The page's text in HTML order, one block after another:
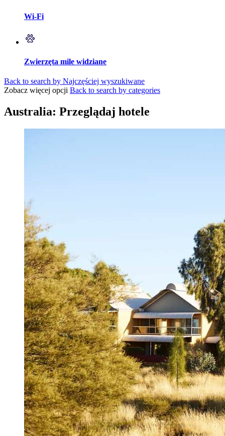
Wi-Fi
Zwierzęta mile widziane
Back to search by Najczęściej wyszukiwane
Zobacz więcej opcji Back to search by categories
Australia: Przeglądaj hotele